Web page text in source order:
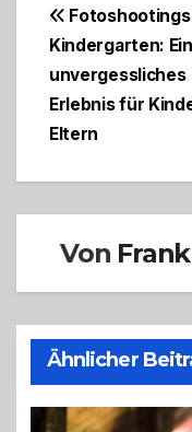
Kindergarten: Ein
unvergessliches
Erlebnis für
Eltern
Von Frank
Ähnlicher